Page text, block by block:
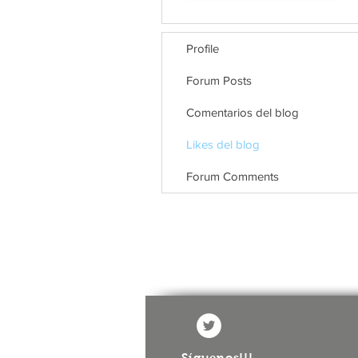
Profile
Forum Posts
Comentarios del blog
Likes del blog
Forum Comments